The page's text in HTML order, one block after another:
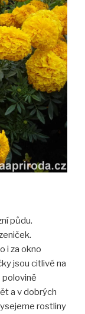
půdu.
i za okno
jsou citlivé na
polovině
a v dobrých
rostliny